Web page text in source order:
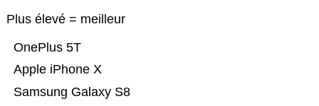
Plus élevé = meilleur
Samsung Galaxy S8
Apple iPhone X
OnePlus 5T